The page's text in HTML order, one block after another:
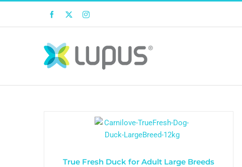
FacebookTwitterInstagram
True Fresh Duck for Adult Large Breeds